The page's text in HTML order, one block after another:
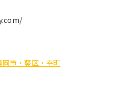
市・葵区・幸町